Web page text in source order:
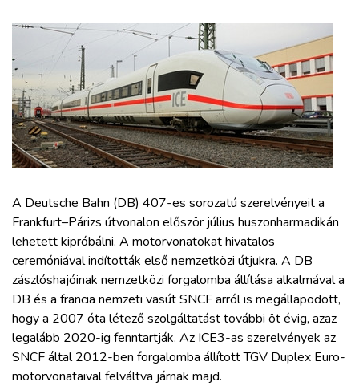
KÖZLEKEDÉSFEJLESZTÉS
ELLÁTÁSI LÁNC
ZÖLDÚT
HAJÓZÁS
BLOG
ARCHÍVUM
WEBSHOP
BELÉPÉS
A Deutsche Bahn (DB) 407-es sorozatú szerelvényeit a
Frankfurt–Párizs útvonalon először július huszonharmadikán
lehetett kipróbálni. A motorvonatokat hivatalos
ceremóniával indították első nemzetközi útjukra. A DB
zászlóshajóinak nemzetközi forgalomba állítása alkalmával a
DB és a francia nemzeti vasút SNCF arról is megállapodott,
hogy a 2007 óta létező szolgáltatást további öt évig, azaz
legalább 2020-ig fenntartják. Az ICE3-as szerelvények az
SNCF által 2012-ben forgalomba állított TGV Duplex Euro-
motorvonataival felváltva járnak majd.